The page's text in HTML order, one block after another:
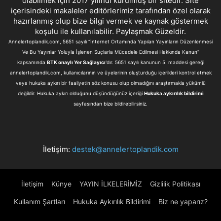
içerisindeki makaleler editörlerimiz tarafından özel olarak
hazırlanmış olup bize bilgi vermek ve kaynak göstermek
koşulu ile kullanılabilir. Paylaşmak Güzeldir.
Annelertoplandik.com, 5651 sayılı “İnternet Ortamında Yapılan Yayınların Düzenlenmesi
Ve Bu Yayınlar Yoluyla İşlenen Suçlarla Mücadele Edilmesi Hakkında Kanun”
kapsamında BTK onaylı Yer Sağlayıcı'dır. 5651 sayılı kanunun 5. maddesi gereği
annelertoplandik.com, kullanıcılarının ve üyelerinin oluşturduğu içerikleri kontrol etmek
veya hukuka aykırı bir faaliyetin söz konusu olup olmadığını araştırmakla yükümlü
değildir. Hukuka aykırı olduğunu düşündüğünüz içeriği Hukuka aykırılık bildirimi
sayfasından bize bildirebilirsiniz.
İletişim: destek@annelertoplandik.com
İletişim Künye YAYIN İLKELERİMİZ Gizlilik Politikası
Kullanım Şartları Hukuka Aykırılık Bildirimi Biz ne yaparız?